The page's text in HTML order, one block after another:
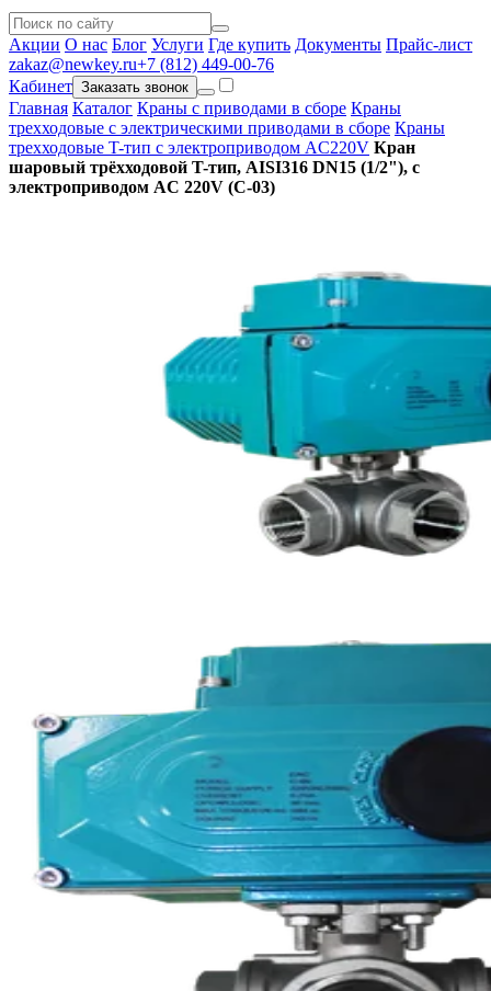
Акции О нас Блог Услуги Где купить Документы Прайс-лист
zakaz@newkey.ru+7 (812) 449-00-76
Кабинет Заказать звонок
Главная Каталог Краны с приводами в сборе Краны
трехходовые с электрическими приводами в сборе Краны
трехходовые T-тип с электроприводом AC220V Кран
шаровый трёхходовой T-тип, AISI316 DN15 (1/2"), с
электроприводом AC 220V (С-03)